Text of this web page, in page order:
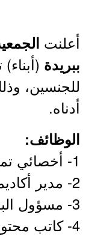
أعلنت
ببريدة
للجنسين،
أدناه.
الوظائف:
1- أخصائي تميز مؤسسي.
2- مدير أكاديميات أبناء.
3- مسؤول البرامج التنموية.
4- كاتب محتوى.